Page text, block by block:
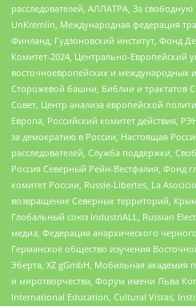
расследователей, АЛЛАТРА, За
UnKremlin, Международная федерация
Финланд, Гудзоновский институт, Фонд
Комитет-2024, Центрально-Европейский
восточноевропейских и международных
Сторожевой башни, Библии и трактатов
Совет, Центр анализа европейской
Европа, Российский комитет действия,
за демократию в России, Настоящая
расследователей, Служба поддержки,
Россия Северный Рейн-Вестфалия, Фонд
комитет России, Russie-Libertes, La
возвращение Северных территорий,
Глобальный союз IndustriALL, Russian
медиа, Федерация анархического
Германское общество изучения
Эберта, XZ gGmbH, Мобильная академия
и миротворчества, Форум имени Льва
International Education, Cultural Vistas,